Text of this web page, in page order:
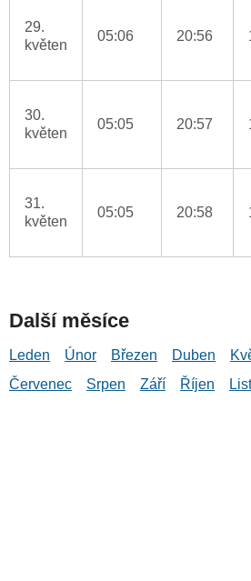
29.
květen
05:06 20:56
30.
květen
05:05 20:57
31.
květen
05:05 20:58
Další měsíce
Leden Únor Březen Duben
Červenec
Srpen Září Říjen